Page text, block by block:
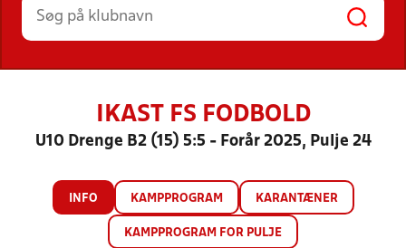
IKAST FS FODBOLD
U10 Drenge B2 (15) 5:5 - Forår 2025, Pulje 24
INFO KAMPPROGRAM KARANTÆNER
KAMPPROGRAM FOR PULJE